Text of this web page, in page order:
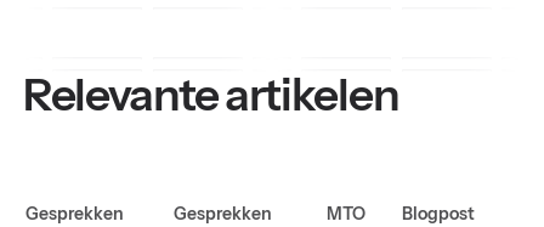
Relevante artikelen
Gesprekken
Gesprekken
MTO Blogpost